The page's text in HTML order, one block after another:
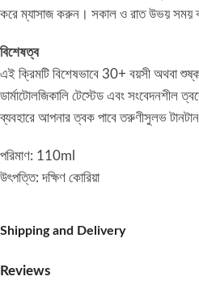
করে ম্যাসাজ করুন। সকাল ও রাত উভয় সময়
বিশেষত্ব
এই ক্রিমটি বিশেষভাবে 30+ বয়সী অথবা
ডার্মাটোলজিকালি টেস্টেড এবং সংবেদনশীল
ব্যবহারে আপনার ত্বক পাবে তরুণীসুলভ
পরিমাণ: 110ml
উৎপত্তি: দক্ষিণ কোরিয়া
Shipping and Delivery
Reviews